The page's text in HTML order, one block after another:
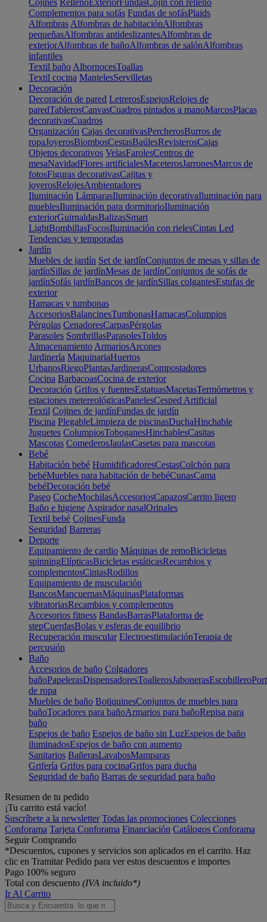
Cojines RellenoExteriorFundasCojín con relleno
Complementos para sofás Fundas de sofásPlaids
Alfombras Alfombras de habitaciónAlfombras
pequeñasAlfombras antideslizantesAlfombras de
exteriorAlfombras de bañoAlfombras de salónAlfombras
infantiles
Textil baño AlbornocesToallas
Textil cocina MantelesServilletas
Decoración
Decoración de pared LetrerosEspejosRelojes de
paredTablerosCanvasCuadros pintados a manoMarcosPlacas
decorativasCuadros
Organización Cajas decorativasPercherosBurros de
ropaJoyerosBiombosCestasBaúlesRevisterosCajas
Objetos decorativos VelasFarolesCentros de
mesaNavidadFlores artificialesMaceterosJarronesMarcos de
fotosFiguras decorativasCajitas y
joyerosRelojesAmbientadores
Iluminación LámparasIluminación decorativaIluminación para
mueblesIluminación para dormitorioIluminación
exteriorGuirnaldasBalizasSmart
LightBombillasFocosIluminación con rielesCintas Led
Tendencias y temporadas
Jardín
Muebles de jardín Set de jardínConjuntos de mesas y sillas de
jardínSillas de jardínMesas de jardínConjuntos de sofás de
jardínSofás jardínBancos de jardínSillas colgantesEstufas de
exterior
Hamacas y tumbonas
AccesoriosBalancinesTumbonasHamacasColumpios
Pérgolas CenadoresCarpasPérgolas
Parasoles SombrillasParasolesToldos
Almacenamiento ArmariosArcones
Jardinería MaquinariaHuertos
UrbanosRiegoPlantasJardinerasCompostadores
Cocina BarbacoasCocina de exterior
Decoración Grifos y fuentesEstatuasMacetasTermómetros y
estaciones metereológicasPanelesCesped Artificial
Textil Cojines de jardínFundas de jardín
Piscina PlegableLimpieza de piscinasDuchaHinchable
Juguetes ColumpiosToboganesHinchablesCasitas
Mascotas ComederosJaulasCasetas para mascotas
Bebé
Habitación bebé HumidificadoresCestasColchón para
bebéMuebles para habitación de bebéCunasCama
bebéDecoración bebé
Paseo CocheMochilasAccesoriosCapazosCarrito ligero
Baño e higiene Aspirador nasalOrinales
Textil bebé CojinesFunda
Seguridad Barreras
Deporte
Equipamiento de cardio Máquinas de remoBicicletas
spinningElípticasBicicletas estáticasRecambios y
complementosCintasRodillos
Equipamiento de musculación
BancosMancuernasMáquinasPlataformas
vibratoriasRecambios y complementos
Accesorios fitness BandasBarrasPlataforma de
stepCuerdasBolas y esferas de equilibrio
Recuperación muscular ElectroestimulaciónTerapia de
percusión
Baño
Accesorios de baño Colgadores
bañoPapelerasDispensadoresToallerosJabonerasEscobillero
de ropa
Muebles de baño BotiquinesConjuntos de muebles para
bañoTocadores para bañoArmarios para bañoRepisa para
baño
Espejos de baño Espejos de baño sin LuzEspejos de baño
iluminadosEspejos de baño con aumento
Sanitarios BañerasLavabosMamparas
Grifería Grifos para cocinaGrifos para ducha
Seguridad de baño Barras de seguridad para baño
Resumen de tu pedido
¡Tu carrito está vacío!
Suscríbete a la newsletter Todas las promociones Colecciones
Conforama Tarjeta Conforama Financiación Catálogos Conforama
Seguir Comprando
*Descuentos, cupones y servicios son aplicados en el carrito. Haz
clic en Tramitar Pedido para ver estos descuentos e importes
Pago 100% seguro
Total con descuento (IVA incluido*)
Ir Al Carrito